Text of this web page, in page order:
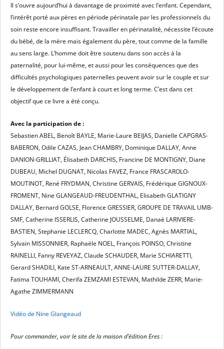
Il s’ouvre aujourd’hui à davantage de proximité avec l’enfant. Cependant,
l’intérêt porté aux pères en période périnatale par les professionnels du
soin reste encore insuffisant. Travailler en périnatalité, nécessite l’écoute
du bébé, de la mère mais également du père, tout comme de la famille
au sens large. L’homme doit être soutenu dans son accès à la
paternalité, pour lui-même, et aussi pour les conséquences que des
difficultés psychologiques paternelles peuvent avoir sur le couple et sur
le développement de l’enfant à court et long terme. C’est dans cet
objectif que ce livre a été conçu.
Avec la participation de :
Sebastien ABEL, Benoît BAYLE, Marie-Laure BEIJAS, Danielle CAPGRAS-
BABERON, Odile CAZAS, Jean CHAMBRY, Dominique DALLAY, Anne
DANION-GRILLIAT, Élisabeth DARCHIS, Francine DE MONTIGNY, Diane
DUBEAU, Michel DUGNAT, Nicolas FAVEZ, France FRASCAROLO-
MOUTINOT, René FRYDMAN, Christine GERVAIS, Frédérique GIGNOUX-
FROMENT, Nine GLANGEAUD-FREUDENTHAL, Elisabeth GLATIGNY
DALLAY, Bernard GOLSE, Florence GRESSIER, GROUPE DE TRAVAIL UMB-
SMF, Catherine ISSERLIS, Catherine JOUSSELME, Danaë LARIVIERE-
BASTIEN, Stephanie LECLERCQ, Charlotte MADEC, Agnès MARTIAL,
Sylvain MISSONNIER, Raphaële NOEL, François POINSO, Christine
RAINELLI, Fanny REVEYAZ, Claude SCHAUDER, Marie SCHIARETTI,
Gerard SHADILI, Kate ST-ARNEAULT, ANNE-LAURE SUTTER-DALLAY,
Fatima TOUHAMI, Cherifa ZEMZAMI ESTEVAN, Mathilde ZERR, Marie-
Agathe ZIMMERMANN
Vidéo de NineGlangeaud
Pour commander, voir le site de la maison d’édition Eres :